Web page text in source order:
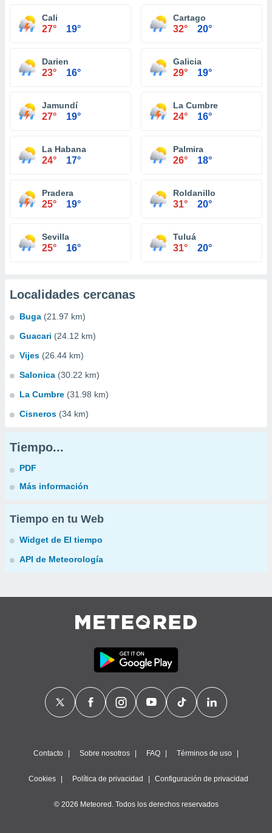
Cali
27° 19°
Cartago
32° 20°
Darien
23° 16°
Galicia
29° 19°
Jamundí
27° 19°
La Cumbre
24° 16°
La Habana
24° 17°
Palmira
26° 18°
Pradera
25° 19°
Roldanillo
31° 20°
Sevilla
25° 16°
Tuluá
31° 20°
Localidades cercanas
Buga (21.97 km)
Guacari (24.12 km)
Vijes (26.44 km)
Salonica (30.22 km)
La Cumbre (31.98 km)
Cisneros (34 km)
Tiempo...
PDF
Más información
Tiempo en tu Web
Widget de El tiempo
API de Meteorología
Contacto Sobre nosotros FAQ Términos de uso
Cookies Política de privacidad Configuración de privacidad
© 2026 Meteored. Todos los derechos reservados